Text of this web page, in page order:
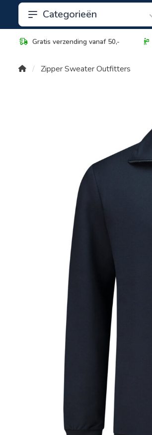
Categorieën
Gratis verzending vanaf 50,-
Zipper Sweater Outfitters